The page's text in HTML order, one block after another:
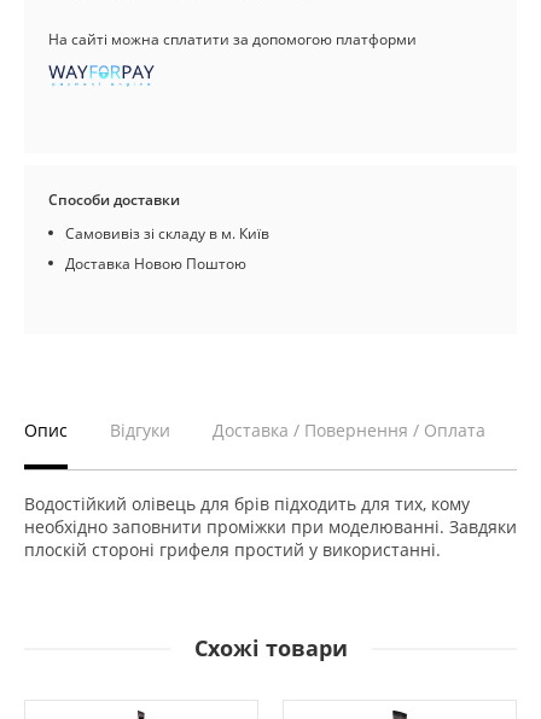
На сайті можна сплатити за допомогою платформи
Способи доставки
Самовивіз зі складу в м. Київ
Доставка Новою Поштою
Опис Відгуки Доставка / Повернення / Оплата
Водостійкий олівець для брів підходить для тих, кому
необхідно заповнити проміжки при моделюванні. Завдяки
плоскій стороні грифеля простий у використанні.
Схожі товари